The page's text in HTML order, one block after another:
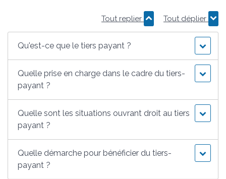
Tout replier Tout déplier
Qu'est-ce que le tiers payant ?
Quelle prise en charge dans le cadre du tiers-
payant ?
Quelle sont les situations ouvrant droit au tiers
payant ?
Quelle démarche pour bénéficier du tiers-
payant ?